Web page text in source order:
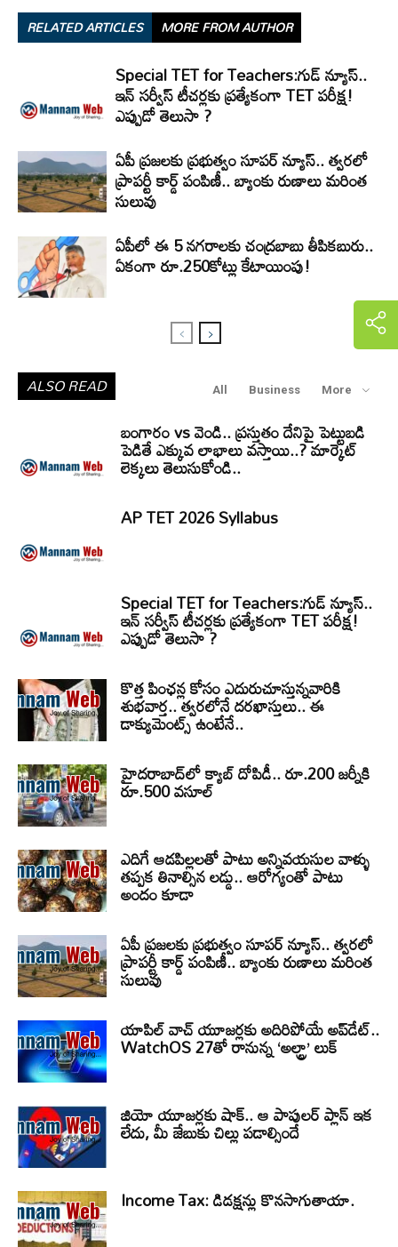
RELATED ARTICLES MORE FROM AUTHOR
Special TET for Teachers:గుడ్ న్యూస్..
ఇన్ సర్వీస్ టీచర్లకు ప్రత్యేకంగా TET పరీక్ష!
ఎప్పుడో తెలుసా ?
ఏపీ ప్రజలకు ప్రభుత్వం సూపర్ న్యూస్.. త్వరలో
ప్రాపర్టీ కార్డ్ పంపిణీ.. బ్యాంకు రుణాలు మరింత
సులువు
ఏపీలో ఈ 5 నగరాలకు చంద్రబాబు తీపికబురు..
ఏకంగా రూ.250కోట్లు కేటాయింపు!
ALSO READ All Business More
బంగారం vs వెండి.. ప్రస్తుతం దేనిపై పెట్టుబడి
పెడితే ఎక్కువ లాభాలు వస్తాయి..? మార్కెట్
లెక్కలు తెలుసుకోండి..
AP TET 2026 Syllabus
Special TET for Teachers:గుడ్ న్యూస్..
ఇన్ సర్వీస్ టీచర్లకు ప్రత్యేకంగా TET పరీక్ష!
ఎప్పుడో తెలుసా ?
కొత్త పింఛన్ల కోసం ఎదురుచూస్తున్నవారికి
శుభవార్త.. త్వరలోనే దరఖాస్తులు.. ఈ
డాక్యుమెంట్స్ ఉంటేనే..
హైదరాబాద్‌లో క్యాబ్‌ దోపిడీ.. రూ.200 జర్నీకి
రూ.500 వసూల్
ఎదిగే ఆడపిల్లలతో పాటు అన్నివయసుల వాళ్ళు
తప్పక తినాల్సిన లడ్డు.. ఆరోగ్యంతో పాటు
అందం కూడా
ఏపీ ప్రజలకు ప్రభుత్వం సూపర్ న్యూస్.. త్వరలో
ప్రాపర్టీ కార్డ్ పంపిణీ.. బ్యాంకు రుణాలు మరింత
సులువు
యాపిల్ వాచ్ యూజర్లకు అదిరిపోయే అప్‌డేట్..
WatchOS 27తో రానున్న ‘అల్ట్రా’ లుక్
జియో యూజర్లకు షాక్.. ఆ పాపులర్ ప్లాన్ ఇక
లేదు, మీ జేబుకు చిల్లు పడాల్సిందే
Income Tax: డిడక్షన్లు కొనసాగుతాయా.